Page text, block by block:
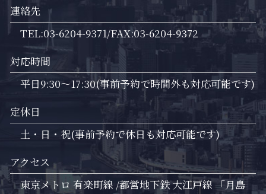
連絡先
TEL:03-6204-9371/FAX:03-6204-9372
対応時間
平日9:30～17:30(事前予約で時間外も対応可能です)
定休日
土・日・祝(事前予約で休日も対応可能です)
アクセス
東京メトロ 有楽町線 /都営地下鉄 大江戸線 「月島